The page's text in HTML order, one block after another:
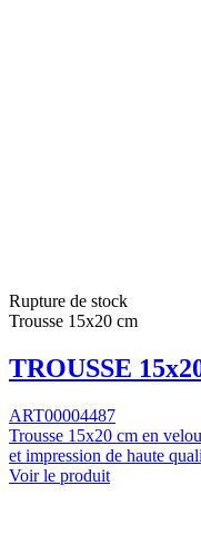
Rupture de stock
Trousse 15x20 cm
TROUSSE
ART00004487
Trousse 15x20 cm en
et impression de haute
Voir le produit